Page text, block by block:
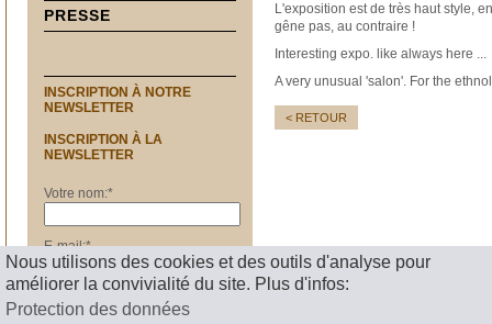
Nous utilisons des cookies et des outils d'analyse pour
améliorer la convivialité du site. Plus d'infos:
Protection des données
PRESSE
INSCRIPTION À NOTRE
NEWSLETTER
INSCRIPTION À LA
NEWSLETTER
Votre nom:*
E-mail:*
S'inscrire
L'exposition est de très haut style,
gêne pas, au contraire !
Interesting expo. like always here ...
A very unusual 'salon'. For the
< RETOUR